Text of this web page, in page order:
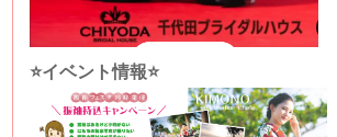
⭐️イベント情報⭐️